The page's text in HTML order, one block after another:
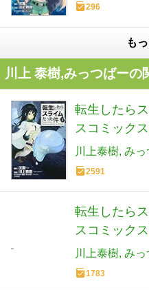
296
も
川上 泰樹,みっつばーの
転生したら
スコミック
川上泰樹 みっ
2591
転生したら
スコミック
川上泰樹 みっ
1783